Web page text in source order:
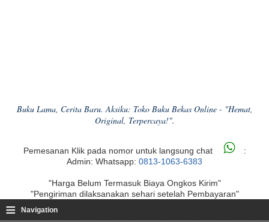
Buku Lama, Cerita Baru. Aksiku: Toko Buku Bekas Online - "Hemat,
Original, Terpercaya!".
Pemesanan Klik pada nomor untuk langsung chat
:
Admin: Whatsapp: 0813-1063-6383
"Harga Belum Termasuk Biaya Ongkos Kirim"
"Pengiriman dilaksanakan sehari setelah Pembayaran"
≡ Navigation